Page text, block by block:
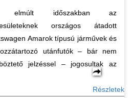
elmúlt időszakban az
országos átadott
Amarok típusú járművek és
utánfutók – bár nem
jelzéssel – jogosultak az
Részletek